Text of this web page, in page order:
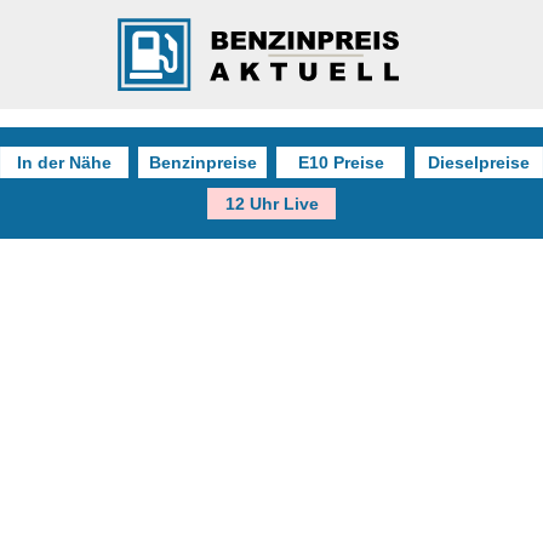
In der Nähe Benzinpreise E10 Preise Dieselpreise
12 Uhr Live